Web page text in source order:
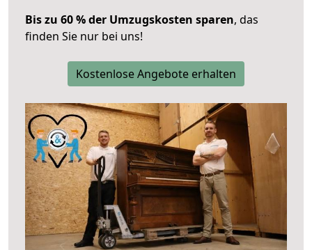
Bis zu 60 % der Umzugskosten sparen, das
finden Sie nur bei uns!
Kostenlose Angebote erhalten